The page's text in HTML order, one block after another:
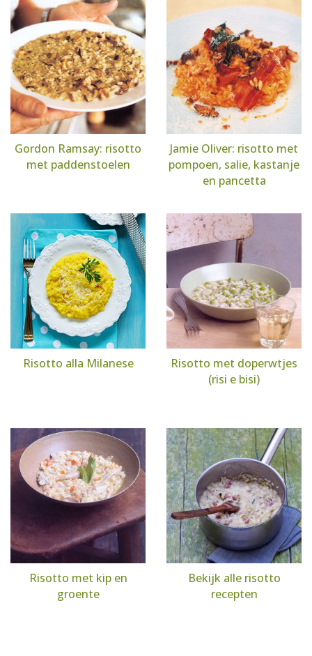
Gordon Ramsay: risotto
met paddenstoelen
Jamie Oliver: risotto met
pompoen, salie, kastanje
en pancetta
Risotto alla Milanese
Risotto met doperwtjes
(risi e bisi)
Risotto met kip en
groente
Bekijk alle risotto
recepten